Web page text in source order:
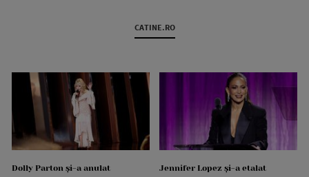
CATINE.RO
Dolly Parton și-a anulat
Jennifer Lopez și-a etalat